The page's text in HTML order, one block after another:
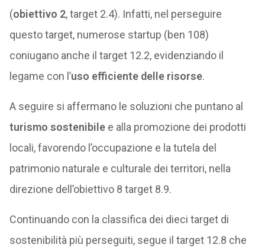
(obiettivo 2, target 2.4). Infatti, nel perseguire
questo target, numerose startup (ben 108)
coniugano anche il target 12.2, evidenziando il
legame con l’uso efficiente delle risorse.
A seguire si affermano le soluzioni che puntano al
turismo sostenibilee alla promozione dei prodotti
locali, favorendo l’occupazione e la tutela del
patrimonio naturale e culturale dei territori, nella
direzione dell’obiettivo 8 target 8.9.
Continuando con la classifica dei dieci target di
sostenibilità più perseguiti, segue il target 12.8 che